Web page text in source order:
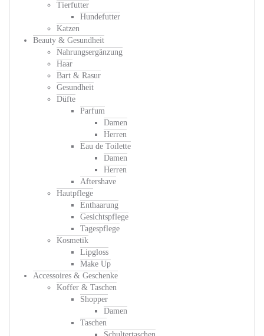
Tierfutter
Hundefutter
Katzen
Beauty & Gesundheit
Nahrungsergänzung
Haar
Bart & Rasur
Gesundheit
Düfte
Parfum
Damen
Herren
Eau de Toilette
Damen
Herren
Aftershave
Hautpflege
Enthaarung
Gesichtspflege
Tagespflege
Kosmetik
Lipgloss
Make Up
Accessoires & Geschenke
Koffer & Taschen
Shopper
Damen
Taschen